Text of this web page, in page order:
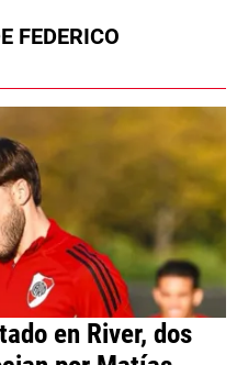
APUESTAS
creado por socios e
con el club Atlético River
con el club. Para visitar el sitio
FEDERICO
en River, dos